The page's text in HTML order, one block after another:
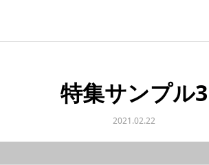
特集サンプル3
2021.02.22